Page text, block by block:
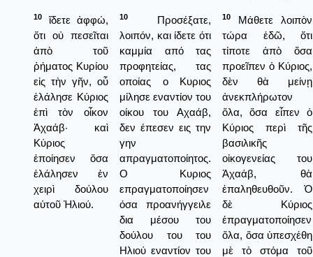
10
ἴδετε ἀφφώ,
ὅτι οὐ πεσεῖται
ἀπὸ τοῦ
ῥήματος Κυρίου
εἰς τὴν γῆν, οὗ
ἐλάλησε Κύριος
ἐπὶ τὸν οἶκον
Ἀχαάβ· καὶ
Κύριος
ἐποίησεν ὅσα
ἐλάλησεν ἐν
χειρὶ δούλου
αὐτοῦ Ἠλιού.
10
Προσέξατε,
λοιπόν, και ίδετε ότι
καμμία από τας
προφητείας, τας
οποίας ο Κυριος
μίλησε εναντίον του
οίκου του Αχαάβ,
δεν έπεσεν εις την
γην
απραγματοποίητος.
Ο Κυριος
επραγματοποίησεν
όσα προανήγγειλε
δια μέσου του
δούλου του του
Ηλιού εναντίον του
10
Μάθετε λοιπὸν
τώρα ἐδῶ, ὅτι
τίποτε ἀπὸ ὅσα
προεῖπεν ὁ Κύριος,
δὲν θὰ μείνῃ
ἀνεκπλήρωτον
ὅλα, ὅσα εἶπεν ὁ
Κύριος περὶ τῆς
βασιλικῆς
οἰκογενείας του
Ἀχαάβ, θὰ
ἐπαληθευθοῦν. Ὁ
δὲ Κύριος
ἐπραγματοποίησεν
ὅλα, ὅσα ὑπεσχέθη
μὲ τὸ στόμα τοῦ